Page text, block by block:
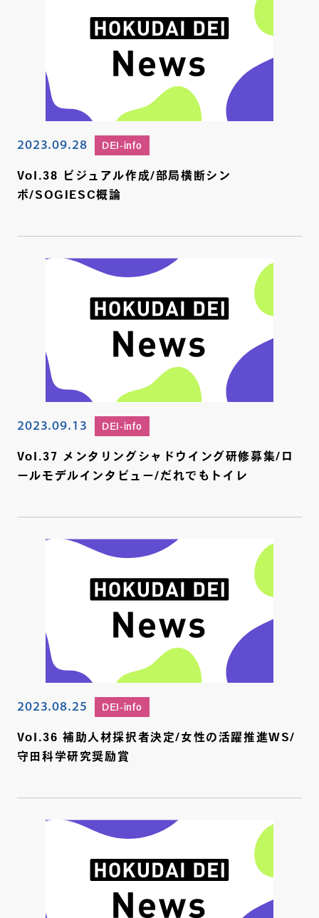
2023.09.28 DEI-info
Vol.38 ビジュアル作成/部局横断シン
ポ/SOGIESC概論
2023.09.13 DEI-info
Vol.37 メンタリングシャドウイング研修募集/ロ
ールモデルインタビュー/だれでもトイレ
2023.08.25 DEI-info
Vol.36 補助人材採択者決定/女性の活躍推進WS/
守田科学研究奨励賞